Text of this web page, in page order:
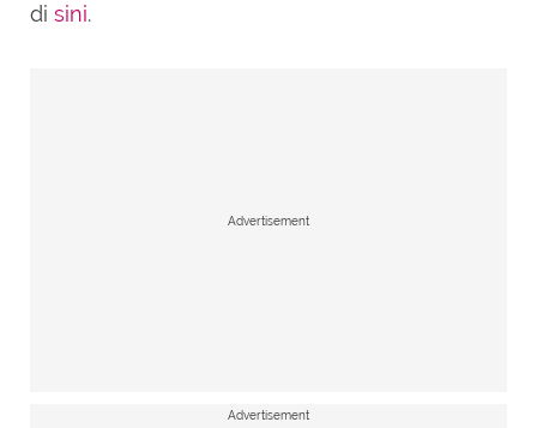
di sini.
Advertisement
Advertisement